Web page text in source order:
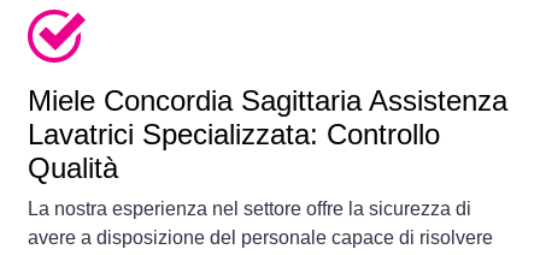
Miele Concordia Sagittaria Assistenza
Lavatrici Specializzata: Controllo
Qualità
La nostra esperienza nel settore offre la sicurezza di
avere a disposizione del personale capace di risolvere